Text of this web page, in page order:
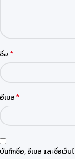
ชื่อ *
อีเมล *
บันทึกชื่อ, อีเมล และชื่อเว็